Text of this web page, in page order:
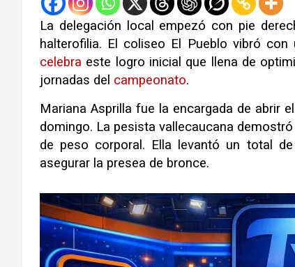
La delegación local empezó con pie
halterofilia. El coliseo El Pueblo vibró
celebra este logro inicial que llena de
jornadas del campeonato.
Mariana Asprilla fue la encargada de abrir
domingo. La pesista vallecaucana
de peso corporal. Ella levantó un total
asegurar la presea de bronce.